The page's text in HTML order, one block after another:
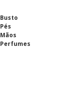
Busto
Pés
Mãos
Perfumes